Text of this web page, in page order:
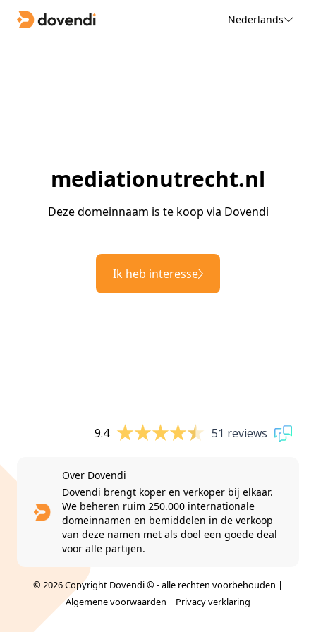
Nederlands
mediationutrecht.nl
Deze domeinnaam is te koop via Dovendi
Ik heb interesse
9.4 51 reviews
Over Dovendi
Dovendi brengt koper en verkoper bij elkaar.
We beheren ruim 250.000 internationale
domeinnamen en bemiddelen in de verkoop
van deze namen met als doel een goede deal
voor alle partijen.
© 2026 Copyright Dovendi © - alle rechten voorbehouden |
Algemene voorwaarden | Privacy verklaring